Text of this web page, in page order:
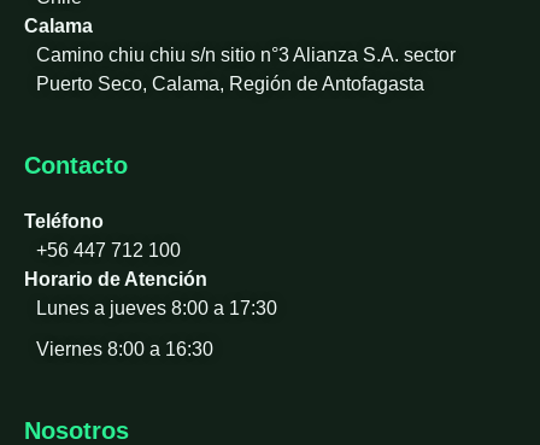
Calama
Camino chiu chiu s/n sitio n°3 Alianza S.A. sector
Puerto Seco, Calama, Región de Antofagasta
Contacto
Teléfono
+56 447 712 100
Horario de Atención
Lunes a jueves 8:00 a 17:30
Viernes 8:00 a 16:30
Nosotros